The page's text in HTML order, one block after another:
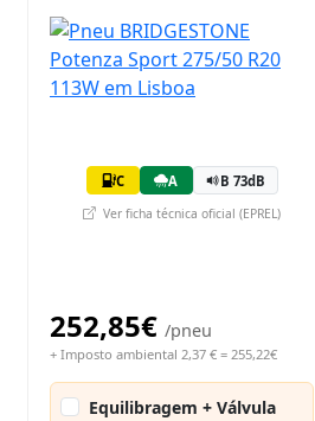
C A B 73dB
Ver ficha técnica oficial (EPREL)
252,85€ /pneu
+ Imposto ambiental 2,37 € = 255,22€
Equilibragem + Válvula